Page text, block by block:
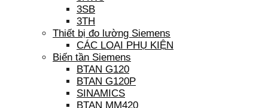
3SB
3TH
Thiết bị đo lường Siemens
CÁC LOẠI PHỤ KIỆN
Biến tần Siemens
BTAN G120
BTAN G120P
SINAMICS
BTAN MM420